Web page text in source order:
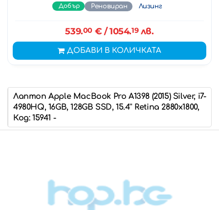
Добър Реновиран Лизинг
539.00€ / 1054.19лв.
ДОБАВИ В КОЛИЧКАТА
Лаптоп Apple MacBook Pro A1398 (2015) Silver, i7-
4980HQ, 16GB, 128GB SSD, 15.4'' Retina 2880x1800,
Код: 15941 -